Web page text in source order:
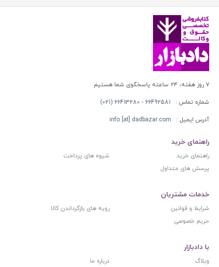
۷ روز هفته، ۲۴ ساعته پاسخگوی شما هستیم
شماره تماس : 66492581 - 66413280 (021)
آدرس ایمیل : info [at] dadbazar.com
راهنمای خرید
راهنمای خرید
شیوه های پرداخت
پرسش های متداول
خدمات مشتریان
شرایط و قوانین
رویه های بازگرداندن کالا
حریم خصوصی
با دادبازار
وبلاگ
درباره ما